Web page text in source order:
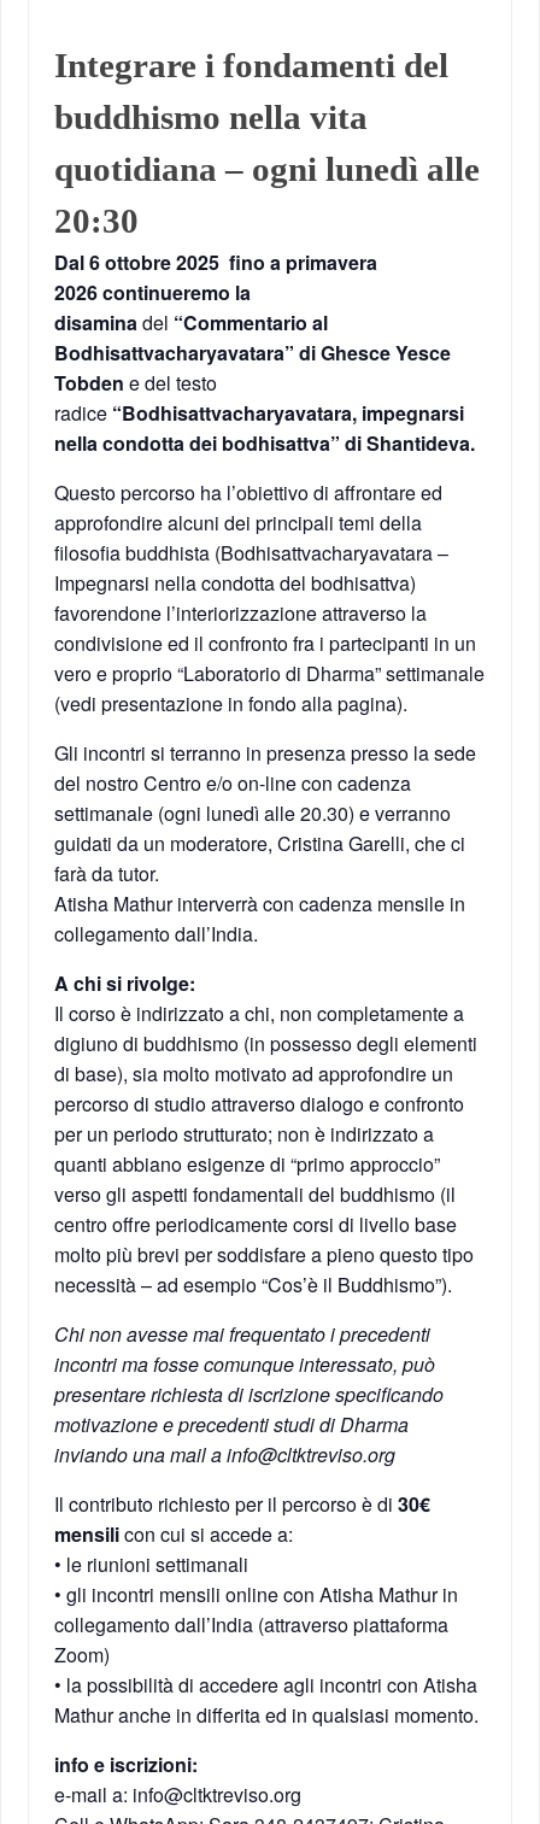
Integrare i fondamenti del
buddhismo nella vita
quotidiana– ogni lunedì alle
20:30
Dal 6 ottobre 2025 fino a primavera
2026 continueremo la
disaminadel “Commentario al
Bodhisattvacharyavatara” di Ghesce Yesce
Tobdene del testo
radice “Bodhisattvacharyavatara, impegnarsi
nella condotta dei bodhisattva” di Shantideva.
Questo percorso ha l’obiettivo di affrontare ed
approfondire alcuni dei principali temi della
filosofia buddhista (Bodhisattvacharyavatara –
Impegnarsi nella condotta del bodhisattva)
favorendone l’interiorizzazione attraverso la
condivisione ed il confronto fra i partecipanti in un
vero e proprio “Laboratorio di Dharma” settimanale
(vedi presentazione in fondo alla pagina).
Gli incontri si terranno in presenza presso la sede
del nostro Centro e/o on-line con cadenza
settimanale (ogni lunedì alle 20.30) e verranno
guidati da un moderatore, Cristina Garelli, che ci
farà da tutor.
Atisha Mathur interverrà con cadenza mensile in
collegamento dall’India.
A chi si rivolge:
Il corso è indirizzato a chi, non completamente a
digiuno di buddhismo (in possesso degli elementi
di base), sia molto motivato ad approfondire un
percorso di studio attraverso dialogo e confronto
per un periodo strutturato; non è indirizzato a
quanti abbiano esigenze di “primo approccio”
verso gli aspetti fondamentali del buddhismo (il
centro offre periodicamente corsi di livello base
molto più brevi per soddisfare a pieno questo tipo
necessità – ad esempio “Cos’è il Buddhismo”).
Chi non avesse mai frequentato i precedenti
incontri ma fosse comunque interessato, può
presentare richiesta di iscrizione specificando
motivazione e precedenti studi di Dharma
inviando una mail a info@cltktreviso.org
Il contributo richiesto per il percorso è di30€
mensilicon cui si accede a:
•⁠ ⁠le riunioni settimanali
•⁠ ⁠gli incontri mensili online con Atisha Mathur in
collegamento dall’India (attraverso piattaforma
Zoom)
•⁠ ⁠la possibilità di accedere agli incontri con Atisha
Mathur anche in differita ed in qualsiasi momento.
infoe iscrizioni:
e-mail a: info@cltktreviso.org